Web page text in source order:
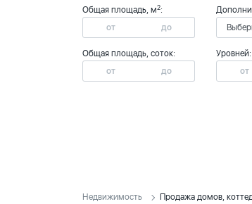
Общая площадь, м2:
Общая площадь, соток: Уровней:
Недвижимость Продажа домов,